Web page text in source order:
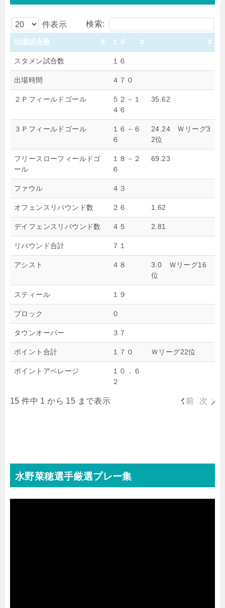
件表示 検索:
出場試合数 １６
スタメン試合数 １６
出場時間 ４７０
２Ｐフィールドゴール
５２－１
４６
35.62
３Ｐフィールドゴール
１６－６
６
24.24 Ｗリーグ3
2位
フリースローフィールドゴ
ール
１８－２
６
69.23
ファウル ４３
オフェンスリバウンド数 ２６ 1.62
デイフェンスリバウンド数 ４５ 2.81
リバウンド合計 ７１
アシスト ４８
3.0 Ｗリーグ16
位
スティール １９
ブロック ０
タウンオーバー ３７
ポイント合計 １７０ Ｗリーグ22位
ポイントアベレージ
１０．６
２
15 件中 1 から 15 まで表示 前 次
水野菜穂選手厳選プレー集